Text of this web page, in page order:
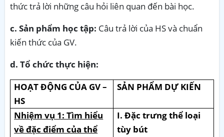
thức trả lời những câu hỏi liên quan đến bài học.
c. Sản phẩm học tập: Câu trả lời của HS và chuẩn
kiến thức của GV.
d. Tổ chức thực hiện:
HOẠT ĐỘNG CỦA GV –
HS
SẢN PHẨM DỰ KIẾN
Nhiệm vụ 1: Tìm hiểu
về đặc điểm của thể
I. Đặc trưng thể loại
tùy bút